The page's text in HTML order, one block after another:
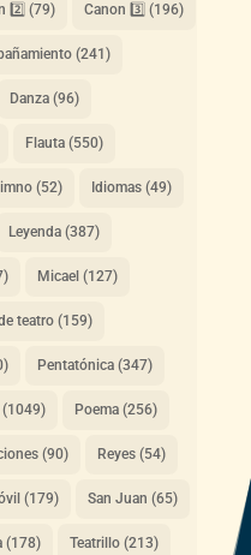
2️⃣ (79) Canon 3️⃣ (196)
(241)
Danza(96)
Flauta(550)
(52) Idiomas(49)
Leyenda(387)
Micael(127)
teatro(159)
Pentatónica(347)
Poema(256)
(90) Reyes(54)
(179) San Juan (65)
(178) Teatrillo(213)